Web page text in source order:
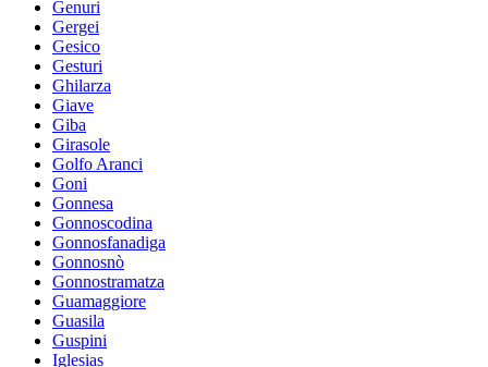
Genuri
Gergei
Gesico
Gesturi
Ghilarza
Giave
Giba
Girasole
Golfo Aranci
Goni
Gonnesa
Gonnoscodina
Gonnosfanadiga
Gonnosnò
Gonnostramatza
Guamaggiore
Guasila
Guspini
Iglesias